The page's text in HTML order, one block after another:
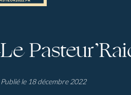
Le
Publié le 18 décembre 2022